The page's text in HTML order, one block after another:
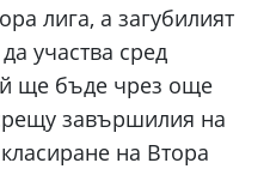
лига, а загубилият
участва сред
ще бъде чрез още
завършилия на
на Втора